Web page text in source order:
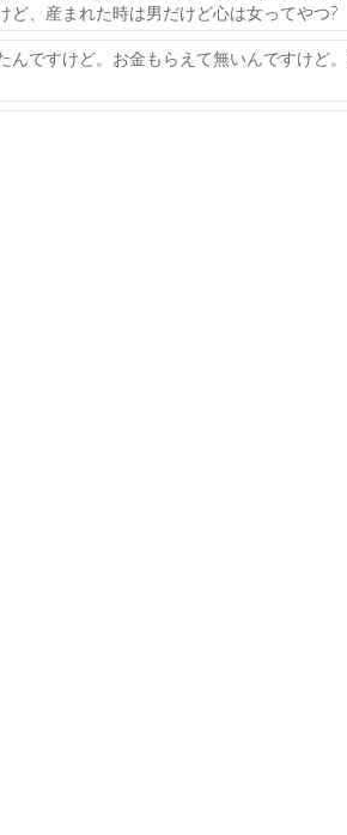
、産まれた時は男だけど心は女ってやつ?
んですけど。お金もらえて無いんですけど。